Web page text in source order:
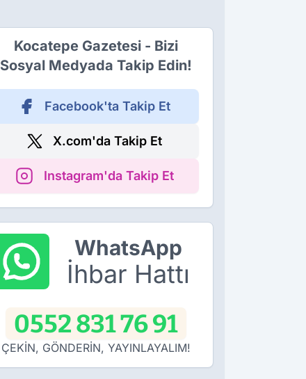
Kocatepe Gazetesi - Bizi
Sosyal Medyada Takip Edin!
Facebook'ta Takip Et
X.com'da Takip Et
Instagram'da Takip Et
WhatsApp
İhbar Hattı
0552 831 76 91
ÇEKİN, GÖNDERİN, YAYINLAYALIM!